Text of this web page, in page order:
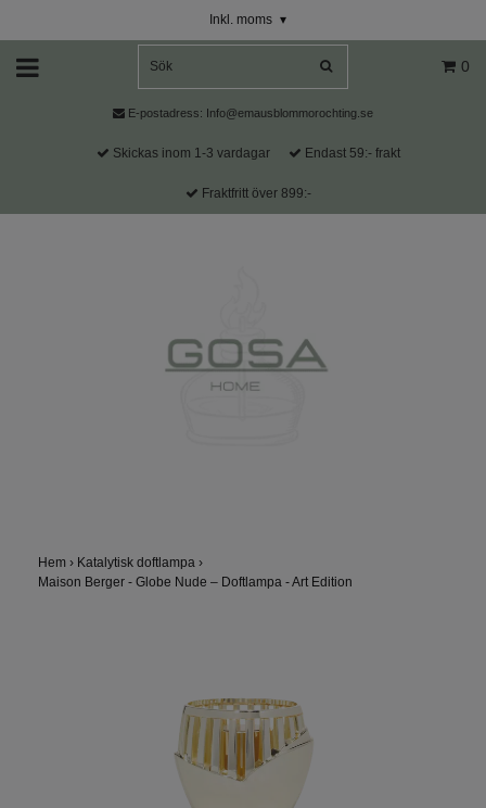
Inkl. moms ▾
0
E-postadress: Info@emausblommorochting.se
Skickas inom 1-3 vardagar Endast 59:- frakt
Fraktfritt över 899:-
Hem › Katalytisk doftlampa ›
Maison Berger - Globe Nude – Doftlampa - Art Edition